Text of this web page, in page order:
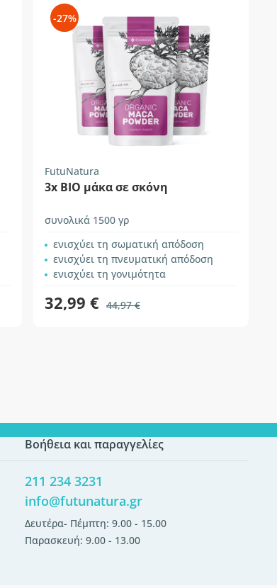
-27%
FutuNatura
3x BIO μάκα σε σκόνη
συνολικά 1500 γρ
ενισχύει τη σωματική απόδοση
ενισχύει τη πνευματική απόδοση
ενισχύει τη γονιμότητα
32,99 € 44,97 €
Βοήθεια και παραγγελίες
211 234 3231
info@futunatura.gr
Δευτέρα- Πέμπτη: 9.00 - 15.00
Παρασκευή: 9.00 - 13.00